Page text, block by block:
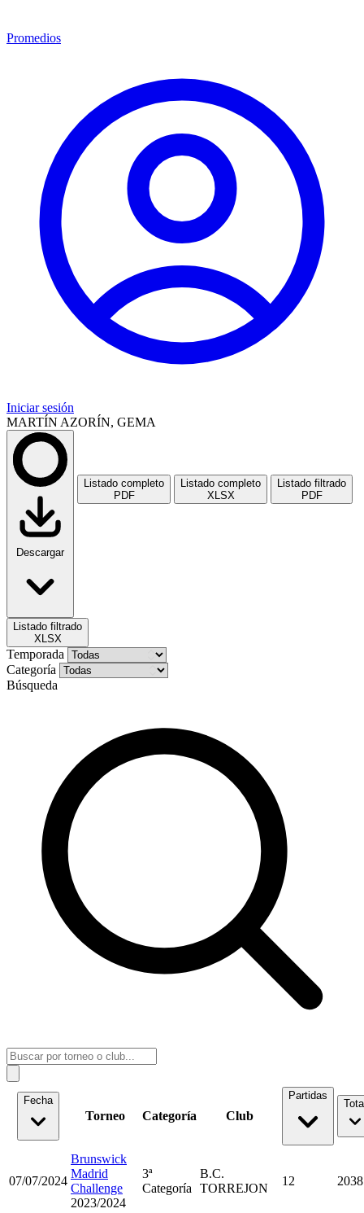
Promedios
Iniciar sesión
MARTÍN AZORÍN, GEMA
Descargar
Listado completo
PDF
Listado completo
XLSX
Listado filtrado
PDF
Listado filtrado
XLSX
Temporada
Categoría
Búsqueda
Fecha
Torneo Categoría Club
Partidas
07/07/2024
Brunswick
Madrid
Challenge
2023/2024
3ª
Categoría
B.C.
TORREJON
12 2038